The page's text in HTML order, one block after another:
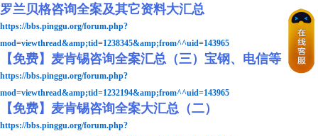
罗兰贝格咨询全案及其它资料大汇总
https://bbs.pinggu.org/forum.php?
mod=viewthread&amp;tid=1238345&amp;from^^uid=143965
【免费】麦肯锡咨询全案汇总（三）宝钢、电信等
https://bbs.pinggu.org/forum.php?
mod=viewthread&amp;tid=1232194&amp;from^^uid=143965
【免费】麦肯锡咨询全案大汇总（二）
https://bbs.pinggu.org/forum.php?